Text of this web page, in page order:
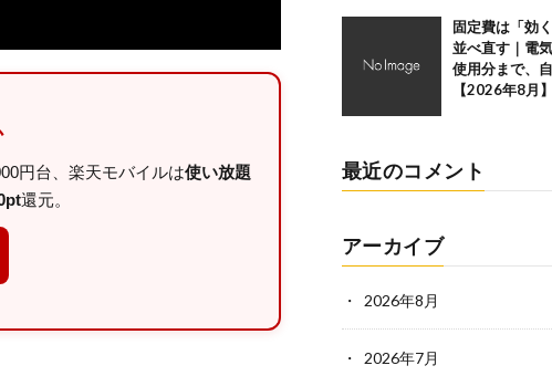
円台、楽天モバイルは使い放題
還元。
固定費は「効
並べ直す｜電
使用分まで、
【2026年8月】
最近のコメント
アーカイブ
2026年8月
2026年7月